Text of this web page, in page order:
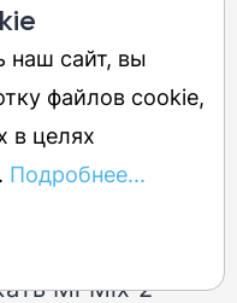
зарядка
Mi Mix 2
наш сайт, вы
файлов cookie,
в целях
Подробнее...